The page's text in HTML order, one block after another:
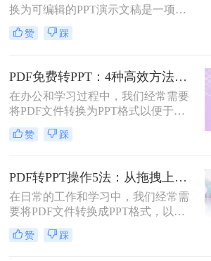
换。
换为可编辑的PPT演示文稿是一项高
频需求。无论是需要修改过时的课
件、提取报告中的数据制作新方案，
速且免费地完成格式转换都能极大提
升工作效率。那么如何免费把pdf转成
PPT呢？
赞 踩
PDF免费转PPT：4种高效方法的速度、精度和文件限制实测！
在办公和学习过程中，我们经常需要
将PDF文件转换为PPT格式以便于演
示或编辑。那么怎么免费把pdf转换成
ppt呢？本文将详细介绍几种免费的方
赞 踩
PDF转PPT操作5法：从拖拽上传到批量转换的完整步骤！
在日常的工作和学习中，我们经常需
要将PDF文件转换成PPT格式，以便
进行编辑、展示和分享。那么PDF怎
么转换成PPT呢？本文将介绍五种将
赞 踩